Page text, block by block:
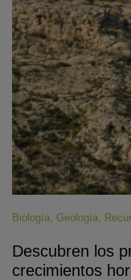
Biología, Geología,
Descubren los
crecimientos